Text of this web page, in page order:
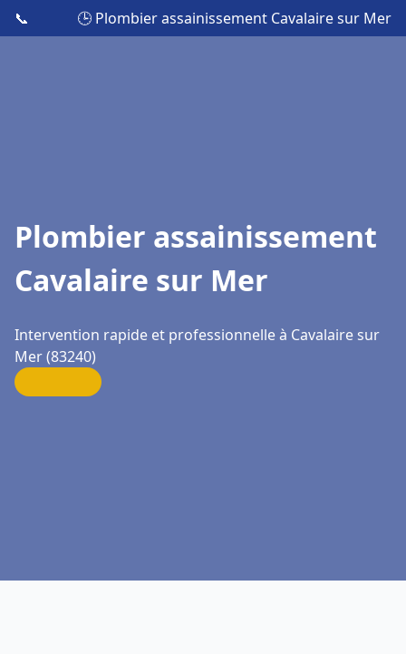
📞 🕒 Plombier assainissement Cavalaire sur Mer
Plombier assainissement
Cavalaire sur Mer
Intervention rapide et professionnelle à Cavalaire sur
Mer (83240)